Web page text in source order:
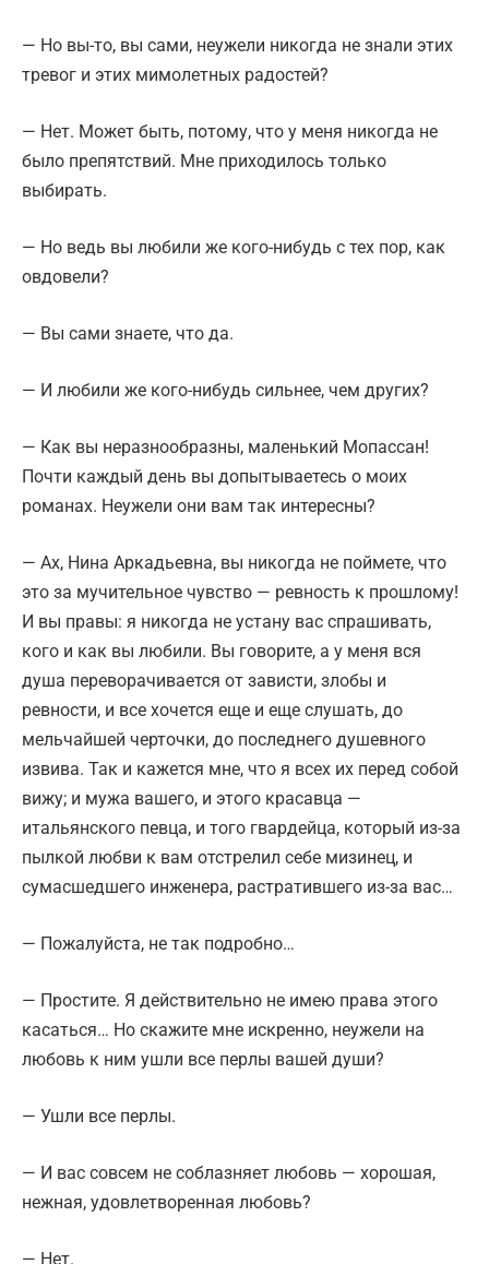
— Но вы-то, вы сами, неужели никогда не знали этих
тревог и этих мимолетных радостей?
— Нет. Может быть, потому, что у меня никогда не
было препятствий. Мне приходилось только
выбирать.
— Но ведь вы любили же кого-нибудь с тех пор, как
овдовели?
— Вы сами знаете, что да.
— И любили же кого-нибудь сильнее, чем других?
— Как вы неразнообразны, маленький Мопассан!
Почти каждый день вы допытываетесь о моих
романах. Неужели они вам так интересны?
— Ах, Нина Аркадьевна, вы никогда не поймете, что
это за мучительное чувство — ревность к прошлому!
И вы правы: я никогда не устану вас спрашивать,
кого и как вы любили. Вы говорите, а у меня вся
душа переворачивается от зависти, злобы и
ревности, и все хочется еще и еще слушать, до
мельчайшей черточки, до последнего душевного
извива. Так и кажется мне, что я всех их перед собой
вижу; и мужа вашего, и этого красавца —
итальянского певца, и того гвардейца, который из-за
пылкой любви к вам отстрелил себе мизинец, и
сумасшедшего инженера, растратившего из-за вас…
— Пожалуйста, не так подробно…
— Простите. Я действительно не имею права этого
касаться… Но скажите мне искренно, неужели на
любовь к ним ушли все перлы вашей души?
— Ушли все перлы.
— И вас совсем не соблазняет любовь — хорошая,
нежная, удовлетворенная любовь?
— Нет.